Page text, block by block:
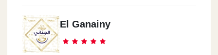
Marina4
The Plat Form
El Ganainy